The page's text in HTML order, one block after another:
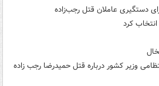
دستگیری عاملان قتل رجب‌زاده
کرد
وزیر کشور درباره قتل حمیدرضا رجب زاده